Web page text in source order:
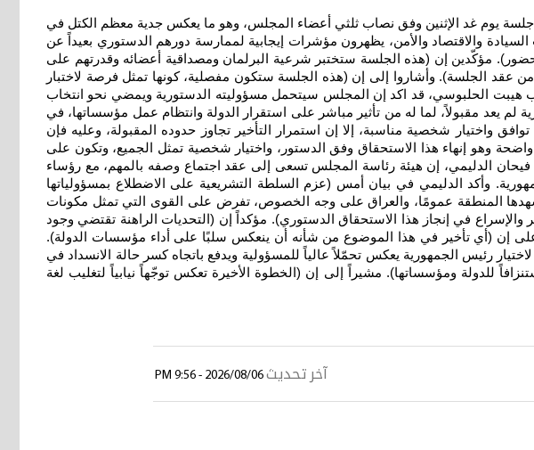
واضحة أظهرت على التزام النواب بالحضور، ولاسيما بعد جمع تواقيع 222 نائباً لعقد جلسة يوم غد الإثنين وفق نصاب ثلثي أعضاء المجلس، وهو ما يعكس جدية معظم الكتل في
والاقتصاد والأمن، يظهرون مؤشرات إيجابية لممارسة دورهم الدستوري بعيداً عن
مؤكّدين إن (هذه الجلسة ستختبر شرعية البرلمان ومصداقية أعضائه وقدرتهم على
من عقد الجلسة). وأشاروا إلى إن (هذه الجلسة ستكون مفصلية، كونها تمثل فرصة لاختبار
هيبت الحلبوسي، قد اكد إن المجلس سيتحمل مسؤوليته الدستورية ويمضي نحو انتخاب
يعد مقبولاً، لما له من تأثير مباشر على استقرار الدولة وانتظام عمل مؤسساتها، في
شخصية مناسبة، إلا إن استمرار التأخير تجاوز حدوده المقبولة، وعليه فإن
وهو إنهاء هذا الاستحقاق وفق الدستور، واختيار شخصية تمثل الجميع، وتكون على
الدليمي، إن هيئة رئاسة المجلس تسعى إلى عقد اجتماع وصفه بالمهم، مع رؤساء
وأكد الدليمي في بيان أمس (عزم السلطة التشريعية على الاضطلاع بمسؤولياتها
المنطقة عمومًا، والعراق على وجه الخصوص، تفرض على القوى التي تمثل مكونات
في إنجاز هذا الاستحقاق الدستوري). مؤكداً إن (التحديات الراهنة تقتضي وجود
على إن (أي تأخير في هذا الموضوع من شأنه أن ينعكس سلبًا على أداء مؤسسات الدولة).
رئيس الجمهورية يعكس تحمّلاً عالياً للمسؤولية ويدفع باتجاه كسر حالة الانسداد في
للدولة ومؤسساتها). مشيراً إلى إن (الخطوة الأخيرة تعكس توجّهاً نيابياً لتغليب لغة
آخر تحديث 2026/08/06 - 9:56 PM